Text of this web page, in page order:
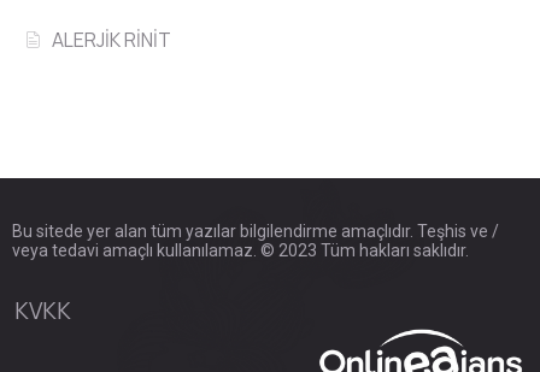
ALERJİK RİNİT
Bu sitede yer alan tüm yazılar bilgilendirme amaçlıdır. Teşhis ve /
veya tedavi amaçlı kullanılamaz. © 2023 Tüm hakları saklıdır.
KVKK